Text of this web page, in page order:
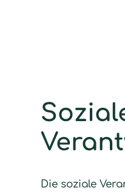
Die soziale